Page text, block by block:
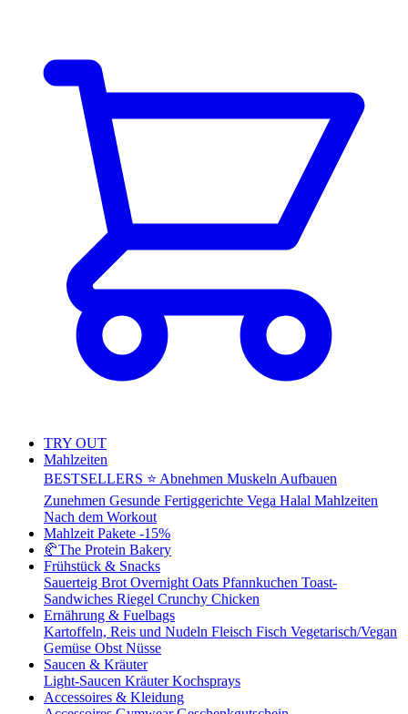
TRY OUT
Mahlzeiten
BESTSELLERS ⭐ Abnehmen Muskeln Aufbauen
Zunehmen Gesunde Fertiggerichte Vega Halal Mahlzeiten
Nach dem Workout
Mahlzeit Pakete -15%
🥐The Protein Bakery
Frühstück & Snacks
Sauerteig Brot Overnight Oats Pfannkuchen Toast-
Sandwiches Riegel Crunchy Chicken
Ernährung & Fuelbags
Kartoffeln, Reis und Nudeln Fleisch Fisch Vegetarisch/Vegan
Gemüse Obst Nüsse
Saucen & Kräuter
Light-Saucen KräuterKochsprays
Accessoires & Kleidung